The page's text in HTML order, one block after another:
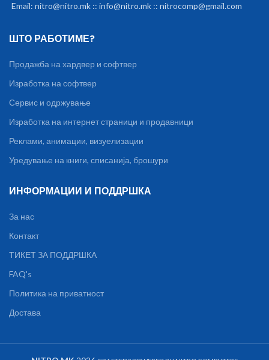
Email: nitro@nitro.mk :: info@nitro.mk :: nitrocomp@gmail.com
ШТО РАБОТИМЕ?
Продажба на хардвер и софтвер
Изработка на софтвер
Сервис и одржување
Изработка на интернет страници и продавници
Реклами, анимации, визуелизации
Уредување на книги, списанија, брошури
ИНФОРМАЦИИ И ПОДДРШКА
За нас
Контакт
ТИКЕТ ЗА ПОДДРШКА
FAQ's
Политика на приватност
Достава